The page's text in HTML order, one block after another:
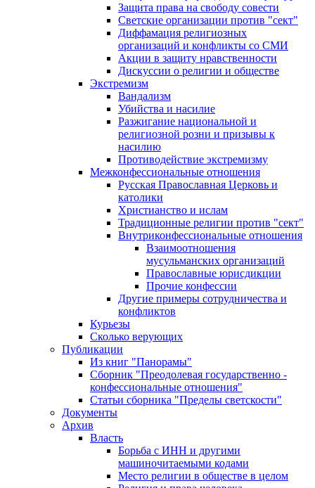
Защита права на свободу совести
Светские организации против "сект"
Диффамация религиозных
организаций и конфликты со СМИ
Акции в защиту нравственности
Дискуссии о религии и обществе
Экстремизм
Вандализм
Убийства и насилие
Разжигание национальной и
религиозной розни и призывы к
насилию
Противодействие экстремизму
Межконфессиональные отношения
Русская Православная Церковь и
католики
Христианство и ислам
Традиционные религии против "сект"
Внутриконфессиональные отношения
Взаимоотношения
мусульманских организаций
Православные юрисдикции
Прочие конфессии
Другие примеры сотрудничества и
конфликтов
Курьезы
Сколько верующих
Публикации
Из книг "Панорамы"
Сборник "Преодолевая государственно -
конфессиональные отношения"
Статьи сборника "Пределы светскости"
Документы
Архив
Власть
Борьба с ИНН и другими
машиночитаемыми кодами
Место религии в обществе в целом